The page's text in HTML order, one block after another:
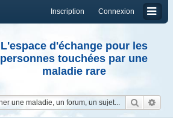
Connexion
Inscription
L'espace d'échange pour les
personnes touchées par une
maladie rare